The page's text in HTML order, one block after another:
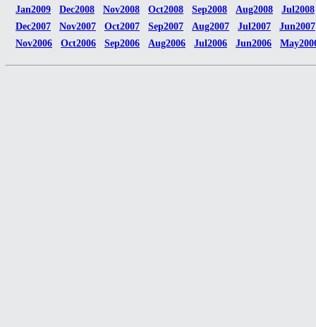
Jan2009
Dec2008 Nov2008 Oct2008 Sep2008 Aug2008
Jul2008
Dec2007
Nov2007 Oct2007 Sep2007 Aug2007 Jul2007
Jun2007
Nov2006
Oct2006 Sep2006 Aug2006 Jul2006 Jun2006